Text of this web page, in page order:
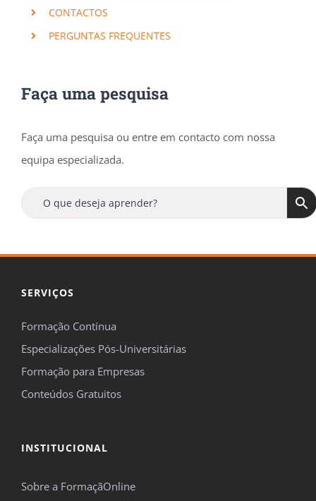
CONTACTOS
PERGUNTAS FREQUENTES
Faça uma pesquisa
Faça uma pesquisa ou entre em contacto com nossa
equipa especializada.
SERVIÇOS
Formação Contínua
Especializações Pós-Universitárias
Formação para Empresas
Conteúdos Gratuitos
INSTITUCIONAL
Sobre a FormaçãOnline